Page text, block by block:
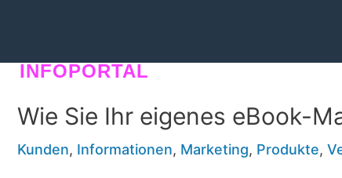
INFOPORTAL
Wie Sie Ihr eigenes eBook-
Kunden, Informationen, Marketing, Produkte,